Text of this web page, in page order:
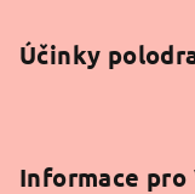
Účinky
Informace pro